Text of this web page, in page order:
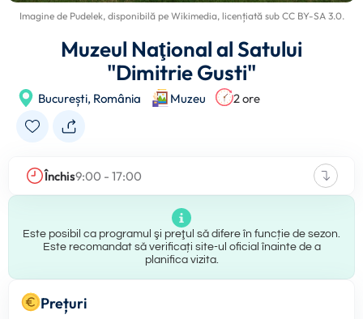
Imagine de Pudelek, disponibilă pe Wikimedia, licențiată sub CC BY-SA 3.0.
Muzeul Naţional al Satului
"Dimitrie Gusti"
București, România Muzeu 2 ore
Închis9:00 - 17:00
Este posibil ca programul şi preţul să difere în funcție de sezon.
Este recomandat să verificați site-ul oficial înainte de a
planifica vizita.
Prețuri